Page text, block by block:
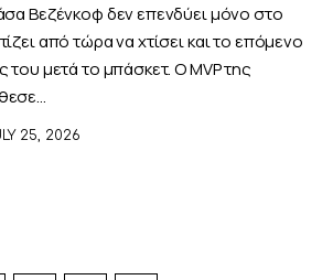
Βεζένκοφ δεν επενδύει μόνο στο
από τώρα να χτίσει και το επόμενο
του μετά το μπάσκετ. Ο MVP της
25, 2026